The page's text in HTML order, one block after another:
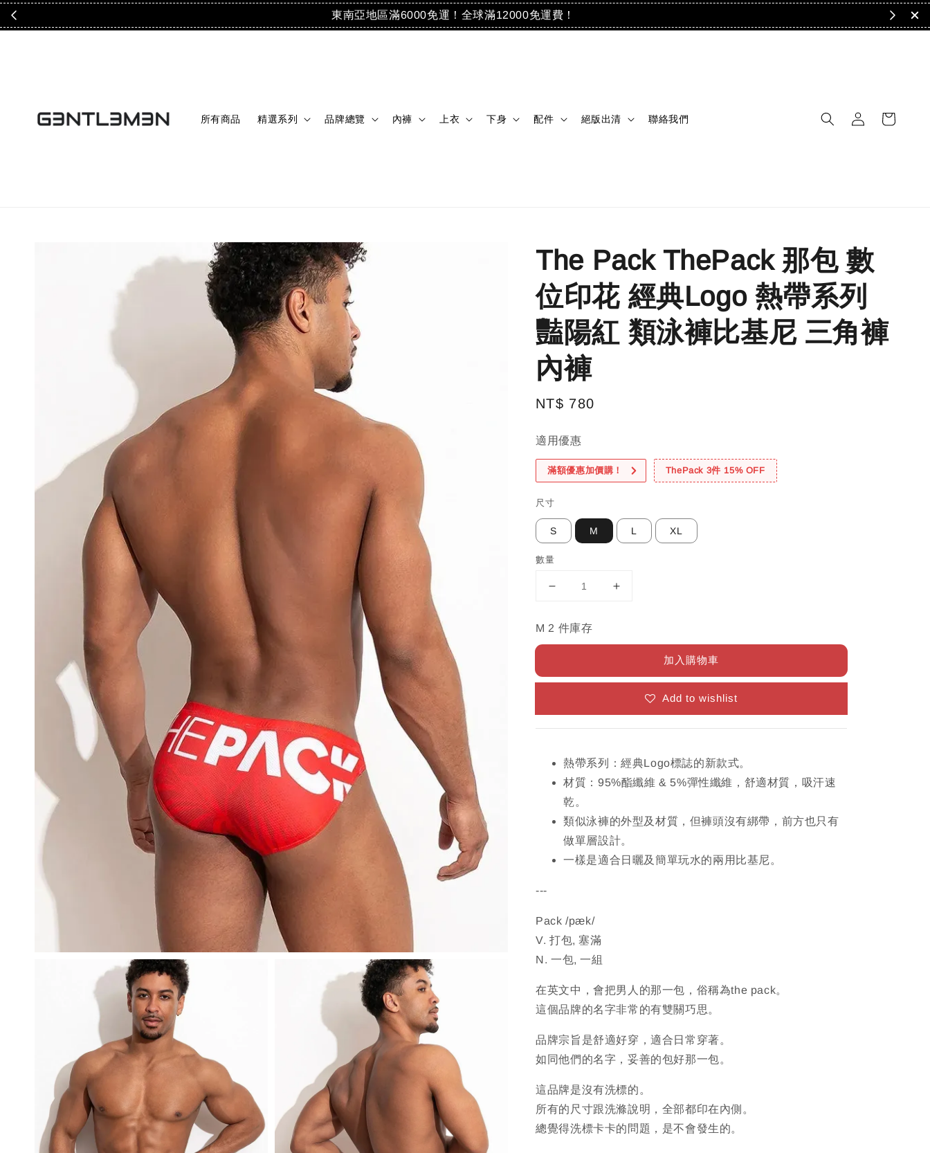
東南亞地區滿6000免運！全球滿12000免運費！
所有商品 精選系列 品牌總覽 內褲 上衣 下身 配件 絕版出清 聯絡我們
The Pack ThePack 那包 數
位印花 經典Logo 熱帶系列
豔陽紅 類泳褲比基尼 三角褲
內褲
Regular
NT$ 780
適用優惠
滿額優惠加價購！ ThePack 3件 15% OFF
尺寸
S M L XL
數量
M 2 件庫存
加入購物車
Add to wishlist
熱帶系列：經典Logo標誌的新款式。
材質：95%酯纖維 & 5%彈性纖維，舒適材質，吸汗速
乾。
類似泳褲的外型及材質，但褲頭沒有綁帶，前方也只有
做單層設計。
一樣是適合日曬及簡單玩水的兩用比基尼。
---
Pack /pæk/
V. 打包, 塞滿
N. 一包, 一組
在英文中，會把男人的那一包，俗稱為the pack。
這個品牌的名字非常的有雙關巧思。
品牌宗旨是舒適好穿，適合日常穿著。
如同他們的名字，妥善的包好那一包。
這品牌是沒有洗標的。
所有的尺寸跟洗滌說明，全部都印在內側。
總覺得洗標卡卡的問題，是不會發生的。